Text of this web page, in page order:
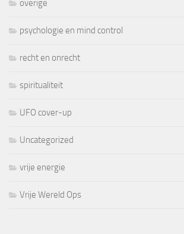
overige
psychologie en mind control
recht en onrecht
spiritualiteit
UFO cover-up
Uncategorized
vrije energie
Vrije Wereld Ops